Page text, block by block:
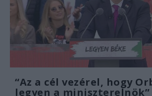
“Az a cél vezérel, hogy
legyen a miniszterelnök”